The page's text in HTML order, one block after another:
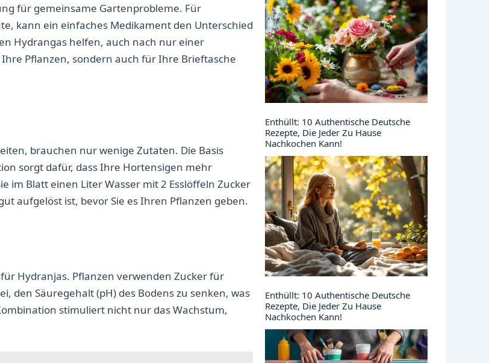
für gemeinsame Gartenprobleme. Für
kann ein einfaches Medikament den Unterschied
Hydrangas helfen, auch nach nur einer
Pflanzen, sondern auch für Ihre Brieftasche
brauchen nur wenige Zutaten. Die Basis
sorgt dafür, dass Ihre Hortensigen mehr
im Blatt einen Liter Wasser mit 2 Esslöffeln Zucker
aufgelöst ist, bevor Sie es Ihren Pflanzen geben.
Hydranjas. Pflanzen verwenden Zucker für
den Säuregehalt (pH) des Bodens zu senken, was
stimuliert nicht nur das Wachstum,
Enthüllt: 10 Authentische Deutsche
Rezepte, Die Jeder Zu Hause
Nachkochen Kann!
Enthüllt: 10 Authentische Deutsche
Rezepte, Die Jeder Zu Hause
Nachkochen Kann!